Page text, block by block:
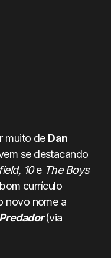
muito de Dan
se destacando
10e The Boys
currículo
novo nome a
Predador(via